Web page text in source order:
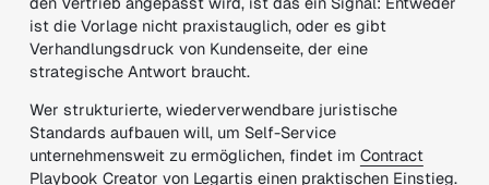
ist die Vorlage nicht praxistauglich, oder es gibt
Verhandlungsdruck von Kundenseite, der eine
strategische Antwort braucht.
Wer strukturierte, wiederverwendbare juristische
Standards aufbauen will, um Self-Service
unternehmensweit zu ermöglichen, findet im Contract
Playbook Creator von Legartis einen praktischen Einstieg.